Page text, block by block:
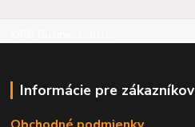
Informácie pre zákazníkov